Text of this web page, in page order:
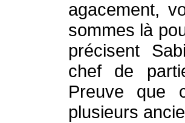
agacement,
sommes là
précisent
chef de
Preuve que
plusieurs